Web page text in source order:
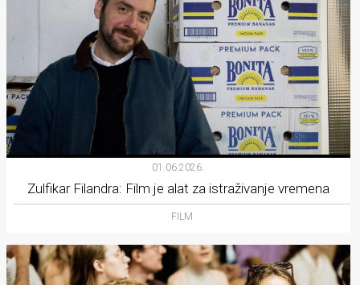
01.06.2026.
Zulfikar Filandra: Film je alat za istraživanje vremena
FILM